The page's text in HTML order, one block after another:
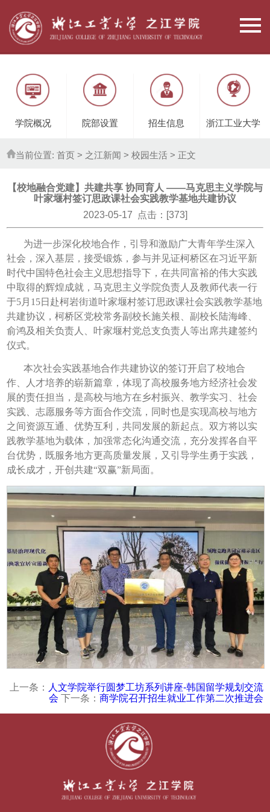
学院概况 院部设置 招生信息 浙江工业大学
当前位置:首页 > 之江新闻 >校园生活 > 正文
【校地融合党建】共建共享 协同育人 ——马克思主义学院与
叶家堰村签订思政课社会实践教学基地共建协议
2023-05-17 点击：[ 373
为进一步深化校地合作，引导和激励广大青年学生深入
社会，深入基层，接受锻炼，参与并见证柯桥区在习近平新
时代中国特色社会主义思想指导下，在共同富裕的伟大实践
中取得的辉煌成就，马克思主义学院负责人及教师代表一行
于5月15日赴柯岩街道叶家堰村签订思政课社会实践教学基地
共建协议，柯桥区党校常务副校长施关根、副校长陆海峰、
俞鸿及相关负责人、叶家堰村党总支负责人等出席共建签约
仪式。
本次社会实践基地合作共建协议的签订开启了校地合
作、人才培养的崭新篇章，体现了高校服务地方经济社会发
展的责任担当，是高校与地方在乡村振兴、教学实习、社会
实践、志愿服务等方面合作交流，同时也是实现高校与地方
之间资源互通、优势互利，共同发展的新起点。双方将以实
践教学基地为载体，加强常态化沟通交流，充分发挥各自平
台优势，既服务地方更高质量发展，又引导学生勇于实践，
成长成才，开创共建“双赢”新局面。
上一条： 人文学院举行圆梦工坊系列讲座-韩国留学规划交流
会 下一条： 商学院召开招生就业工作第二次推进会